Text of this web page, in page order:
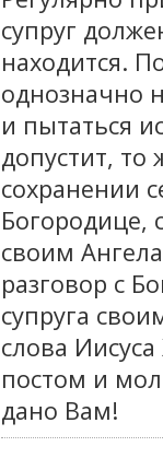
супруг
находится.
однозначно
и пытаться
допустит, то
сохранении
Богородице,
своим
разговор с
супруга
слова
постом и
дано Вам!